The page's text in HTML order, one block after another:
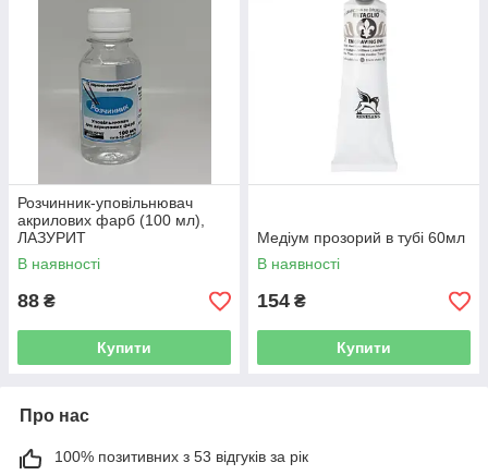
Розчинник-уповільнювач
акрилових фарб (100 мл),
ЛАЗУРИТ
В наявності
88 ₴
Купити
Медіум прозорий в тубі 60мл
В наявності
154 ₴
Купити
Про нас
100% позитивних з 53 відгуків за рік